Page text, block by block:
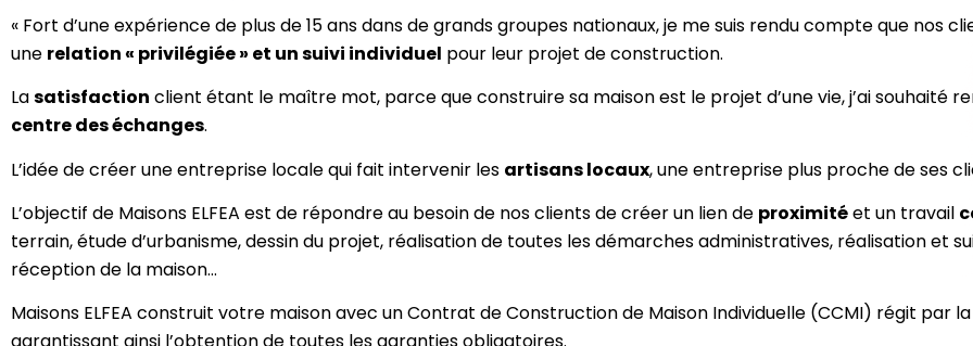
« Fort d’une expérience de plus de 15 ans dans de grands groupes nationaux, je me suis rendu compte que nos
une relation « privilégiée » et un suivi individuel pour leur projet de construction.
Lasatisfaction client étant le maître mot, parce que construire sa maison est le projet d’une vie, j’ai souhaité
centre des échanges.
L’idée de créer une entreprise locale qui fait intervenir les artisans locaux, une entreprise plus proche de ses
L’objectif de Maisons ELFEA est de répondre au besoin de nos clients de créer un lien de proximitéet un travail
terrain, étude d’urbanisme, dessin du projet, réalisation de toutes les démarches administratives, réalisation et
réception de la maison…
Maisons ELFEA construit votre maison avec un Contrat de Construction de Maison Individuelle (CCMI) régit par la